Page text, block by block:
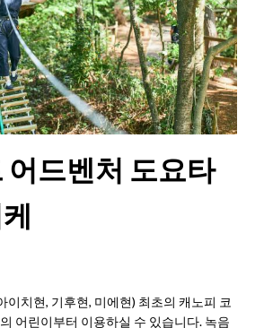
어드벤처 도요타
이치현, 기후현, 미에현) 최초의 캐노피 코
어린이부터 이용하실 수 있습니다. 녹음